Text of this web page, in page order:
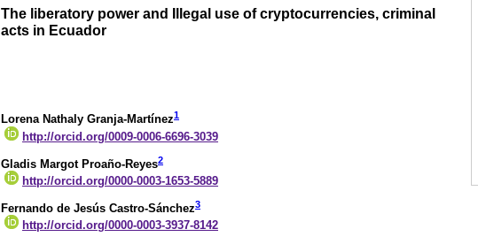
The liberatory power and Illegal use of cryptocurrencies, criminal
acts in Ecuador
Lorena Nathaly Granja-Martínez1
http://orcid.org/0009-0006-6696-3039
Gladis Margot Proaño-Reyes2
http://orcid.org/0000-0003-1653-5889
Fernando de Jesús Castro-Sánchez3
http://orcid.org/0000-0003-3937-8142